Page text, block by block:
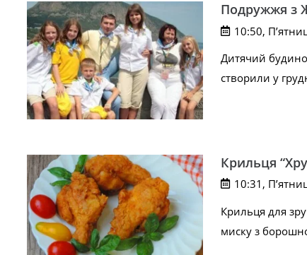
Подружжя з
10:50,
Дитячий
створили у
Крильця
10:31,
Крильця для
миску з